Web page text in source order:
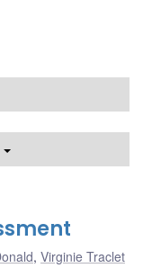
, Virginie Traclet